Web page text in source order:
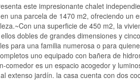
este impresionante chalet
una parcela de 1470 m2, ofreciendo un
una superficie de 450 m2, la
dobles de grandes dimensiones y
para una familia numerosa o para
uno equipado con bañera de
comedor es un espacio acogedor y
extenso jardín. la casa cuenta con dos